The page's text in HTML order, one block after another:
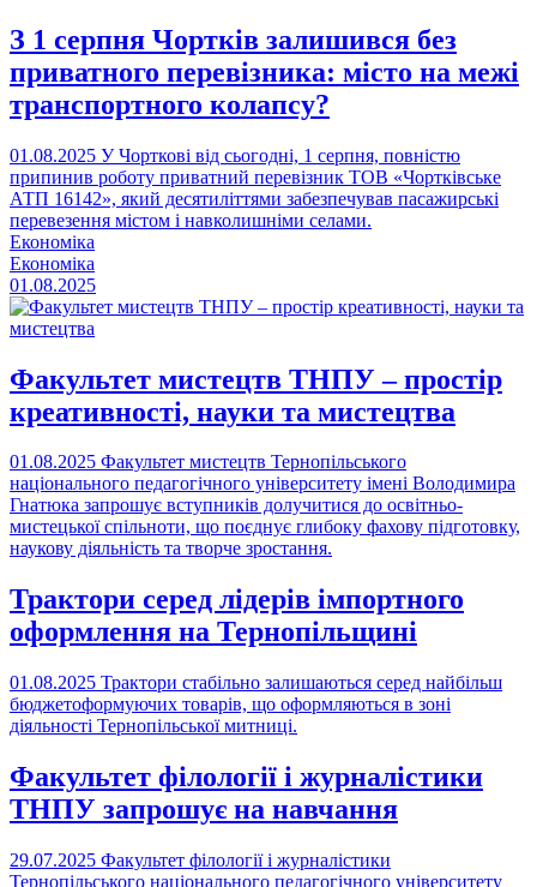
З 1 серпня Чортків залишився без
приватного перевізника: місто на межі
транспортного колапсу?
01.08.2025 У Чорткові від сьогодні, 1 серпня, повністю
припинив роботу приватний перевізник ТОВ «Чортківське
АТП 16142», який десятиліттями забезпечував пасажирські
перевезення містом і навколишніми селами.
Економіка
Економіка
01.08.2025
Факультет мистецтв ТНПУ – простір
креативності, науки та мистецтва
01.08.2025 Факультет мистецтв Тернопільського
національного педагогічного університету імені Володимира
Гнатюка запрошує вступників долучитися до освітньо-
мистецької спільноти, що поєднує глибоку фахову підготовку,
наукову діяльність та творче зростання.
Трактори серед лідерів імпортного
оформлення на Тернопільщині
01.08.2025 Трактори стабільно залишаються серед найбільш
бюджетоформуючих товарів, що оформляються в зоні
діяльності Тернопільської митниці.
Факультет філології і журналістики
ТНПУ запрошує на навчання
29.07.2025 Факультет філології і журналістики
Тернопільського національного педагогічного університету